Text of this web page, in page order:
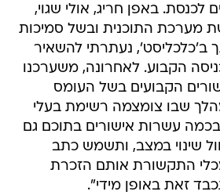
ב'כלכליסט', נעתרתי להשאיר
הקבוע. לאחרונה, משערכנו
הקבועים בשל העומס
שבו צומצמה רשימת בעלי
עשרות אישורים בתוכם גם
שינוי במצב, ותשמש כתב
התקשורת אותם הזכרת
זאת באופן מידי".
לוואלה ברנז'ה: "אישורי